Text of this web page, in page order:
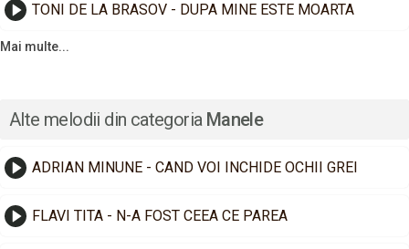
TONI DE LA BRASOV - DUPA MINE ESTE MOARTA
Mai multe...
Alte melodii din categoria Manele
ADRIAN MINUNE - CAND VOI INCHIDE OCHII GREI
FLAVI TITA - N-A FOST CEEA CE PAREA